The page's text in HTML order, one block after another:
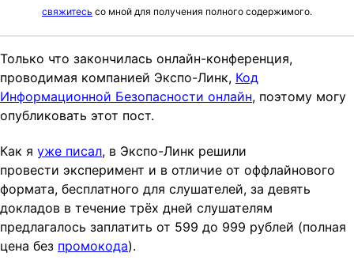
i
g
a
t
i
n
свяжитесь со мной для получения полного содержимого.
Только что закончилась онлайн-конференция,
проводимая компанией Экспо-Линк, Код
Информационной Безопасности онлайн, поэтому могу
опубликовать этот пост.
Как я уже писал, в Экспо-Линк решили
провести эксперимент и в отличие от оффлайнового
формата, бесплатного для слушателей, за девять
докладов в течение трёх дней слушателям
предлагалось заплатить от 599 до 999 рублей (полная
цена без промокода).